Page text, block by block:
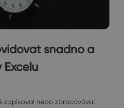
snadno a
zapisoval nebo zpracovával